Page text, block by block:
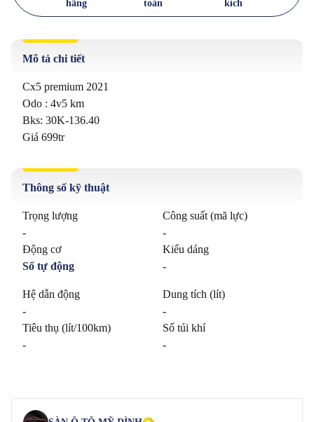
hãng
toàn
kích
Mô tả chi tiết
Cx5 premium 2021
Odo : 4v5 km
Bks: 30K-136.40
Giá 699tr
Thông số kỹ thuật
Trọng lượng
-
Động cơ
Số tự động
Công suất (mã lực)
-
Kiểu dáng
-
Hệ dẫn động
-
Tiêu thụ (lít/100km)
-
Dung tích (lít)
-
Số túi khí
-